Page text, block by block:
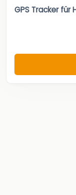
GPS Tracker für